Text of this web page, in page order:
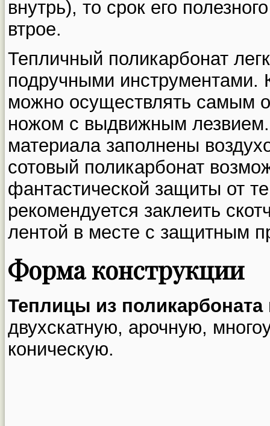
внутрь), то срок его
втрое.
Тепличный поликарбонат
подручными инструментами.
можно осуществлять самым
ножом с выдвижным
материала заполнены
сотовый поликарбонат
фантастической защиты от
рекомендуется заклеить
лентой в месте с защитным
Форма конструкции
Теплицы из поликарбоната
двухскатную, арочную,
коническую.